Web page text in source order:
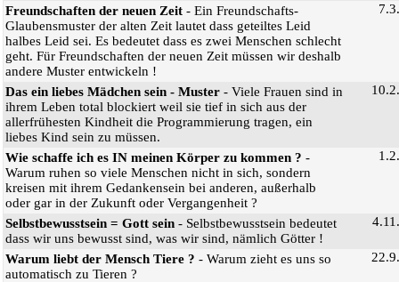
Freundschaften der neuen Zeit - Ein Freundschafts-
Glaubensmuster der alten Zeit lautet dass geteiltes Leid
halbes Leid sei. Es bedeutet dass es zwei Menschen schlecht
geht. Für Freundschaften der neuen Zeit müssen wir deshalb
andere Muster entwickeln !
Das ein liebes Mädchen sein - Muster - Viele Frauen sind in
ihrem Leben total blockiert weil sie tief in sich aus der
allerfrühesten Kindheit die Programmierung tragen, ein
liebes Kind sein zu müssen.
Wie schaffe ich es IN meinen Körper zu kommen ? -
Warum ruhen so viele Menschen nicht in sich, sondern
kreisen mit ihrem Gedankensein bei anderen, außerhalb
oder gar in der Zukunft oder Vergangenheit ?
Selbstbewusstsein = Gott sein - Selbstbewusstsein bedeutet
dass wir uns bewusst sind, was wir sind, nämlich Götter !
Warum liebt der Mensch Tiere ? - Warum zieht es uns so
automatisch zu Tieren ?